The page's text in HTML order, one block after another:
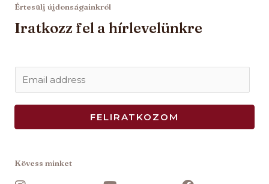
Értesülj újdonságainkról
Iratkozz fel a hírlevelünkre
m
a
FELIRATKOZOM
Kövess minket